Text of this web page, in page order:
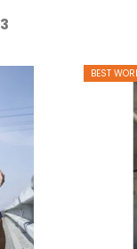
3
BEST